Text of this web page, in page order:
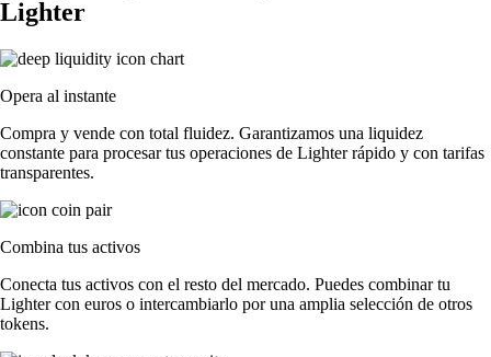
Lighter
Opera al instante
Compra y vende con total fluidez. Garantizamos una liquidez
constante para procesar tus operaciones de Lighter rápido y con tarifas
transparentes.
Combina tus activos
Conecta tus activos con el resto del mercado. Puedes combinar tu
Lighter con euros o intercambiarlo por una amplia selección de otros
tokens.